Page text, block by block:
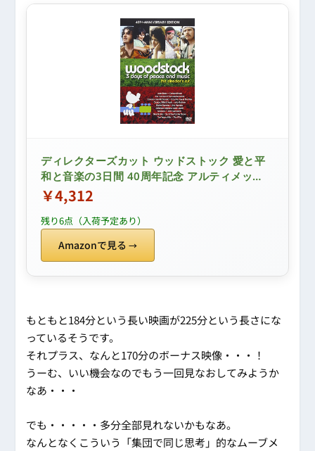
ディレクターズカット ウッドストック 愛と平
和と音楽の3日間 40周年記念 アルティメッ
ト・コレクターズ・エディション [DVD]
￥4,312
残り6点（入荷予定あり）
Amazonで見る
もともと184分という長い映画が225分という長さにな
っているそうです。
それプラス、なんと170分のボーナス映像・・・！
うーむ、いい機会なのでもう一回見なおしてみようか
なあ・・・
でも・・・・・多分全部見れないかもなあ。
なんとなくこういう「集団で同じ思考」的なムーブメ